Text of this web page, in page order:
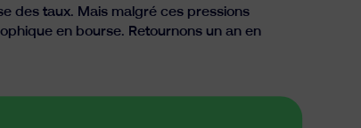
des taux. Mais malgré ces pressions
en bourse. Retournons un an en